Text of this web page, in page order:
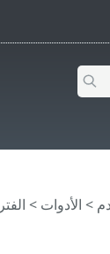
> الأدوات >